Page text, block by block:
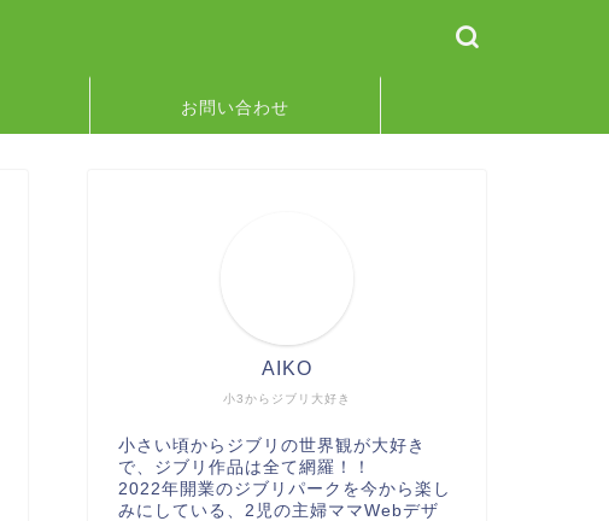
お問い合わせ
小3からジブリ大好き
AIKO
小さい頃からジブリの世界観が大好き
で、ジブリ作品は全て網羅！！
2022年開業のジブリパークを今から楽し
みにしている、2児の主婦ママWebデザ